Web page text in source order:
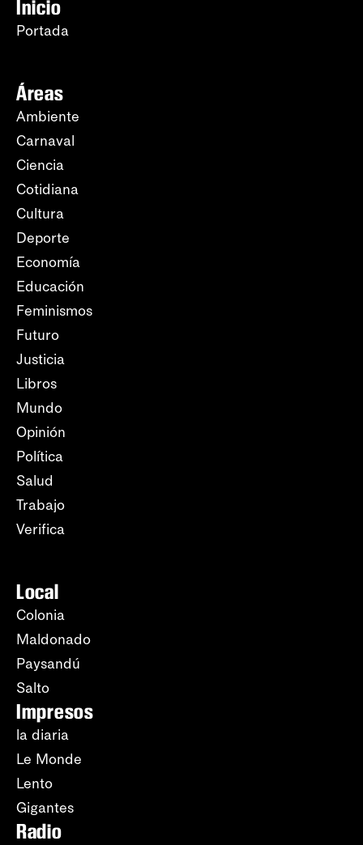
Inicio
Portada
Áreas
Ambiente
Carnaval
Ciencia
Cotidiana
Cultura
Deporte
Economía
Educación
Feminismos
Futuro
Justicia
Libros
Mundo
Opinión
Política
Salud
Trabajo
Verifica
Local
Colonia
Maldonado
Paysandú
Salto
Impresos
la diaria
Le Monde
Lento
Gigantes
Radio